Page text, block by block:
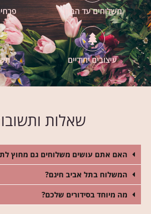
משלוחים עד הבית
עיצובים יחודיים
שאלות
האם אתם עושים משלוחים גם מחוץ
המשלוח בתל אביב חינם?
מה מיוחד בסידורים שלכם?